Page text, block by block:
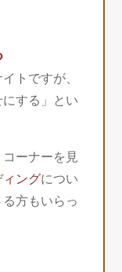
トですが、
にする」とい
コーナーを見
ィングについ
方もいらっ